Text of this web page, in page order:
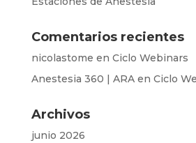
Comentarios recientes
nicolastome en Ciclo Webinars
Anestesia 360 | ARAen Ciclo
Archivos
junio 2026